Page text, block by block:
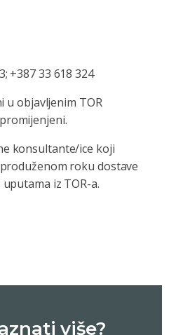
+387 33 618 324
u objavljenim TOR
konsultante/ice koji
roku dostave
iz TOR-a.
više?